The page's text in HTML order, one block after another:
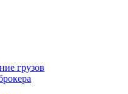
грузов